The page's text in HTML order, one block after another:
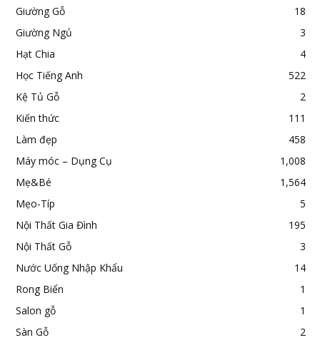
Giường Gỗ
18
Giường Ngủ
3
Hạt Chia
4
Học Tiếng Anh
522
Kệ Tủ Gỗ
2
Kiến thức
111
Làm đẹp
458
Máy móc – Dụng Cụ
1,008
Mẹ&Bé
1,564
Mẹo-Típ
5
Nội Thất Gia Đình
195
Nội Thất Gỗ
3
Nước Uống Nhập Khẩu
14
Rong Biển
1
Salon gỗ
1
Sàn Gỗ
2